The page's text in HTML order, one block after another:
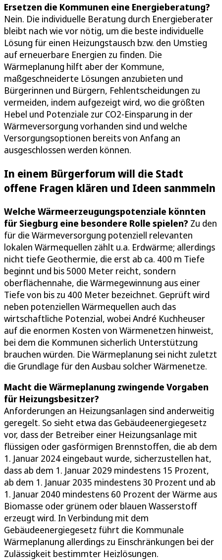
Ersetzen die Kommunen eine Energieberatung?
Nein. Die individuelle Beratung durch Energieberater
bleibt nach wie vor nötig, um die beste individuelle
Lösung für einen Heizungstausch bzw. den Umstieg
auf erneuerbare Energien zu finden. Die
Wärmeplanung hilft aber der Kommune,
maßgeschneiderte Lösungen anzubieten und
Bürgerinnen und Bürgern, Fehlentscheidungen zu
vermeiden, indem aufgezeigt wird, wo die größten
Hebel und Potenziale zur CO2-Einsparung in der
Wärmeversorgung vorhanden sind und welche
Versorgungsoptionen bereits von Anfang an
ausgeschlossen werden können.
In einem Bürgerforum will die Stadt
offene Fragen klären und Ideen sanmmeln
Welche Wärmeerzeugungspotenziale könnten
für Siegburg eine besondere Rolle spielen? Zu den
für die Wärmeversorgung potenziell relevanten
lokalen Wärmequellen zählt u.a. Erdwärme; allerdings
nicht tiefe Geothermie, die erst ab ca. 400 m Tiefe
beginnt und bis 5000 Meter reicht, sondern
oberflächennahe, die Wärmegewinnung aus einer
Tiefe von bis zu 400 Meter bezeichnet. Geprüft wird
neben potenziellen Wärmequellen auch das
wirtschaftliche Potenzial, wobei André Kuchheuser
auf die enormen Kosten von Wärmenetzen hinweist,
bei dem die Kommunen sicherlich Unterstützung
brauchen würden. Die Wärmeplanung sei nicht zuletzt
die Grundlage für den Ausbau solcher Wärmenetze.
Macht die Wärmeplanung zwingende Vorgaben
für Heizungsbesitzer?
Anforderungen an Heizungsanlagen sind anderweitig
geregelt. So sieht etwa das Gebäudeenergiegesetz
vor, dass der Betreiber einer Heizungsanlage mit
flüssigen oder gasförmigen Brennstoffen, die ab dem
1. Januar 2024 eingebaut wurde, sicherzustellen hat,
dass ab dem 1. Januar 2029 mindestens 15 Prozent,
ab dem 1. Januar 2035 mindestens 30 Prozent und ab
1. Januar 2040 mindestens 60 Prozent der Wärme aus
Biomasse oder grünem oder blauen Wasserstoff
erzeugt wird. In Verbindung mit dem
Gebäudeenergiegesetz führt die Kommunale
Wärmeplanung allerdings zu Einschränkungen bei der
Zulässigkeit bestimmter Heizlösungen.